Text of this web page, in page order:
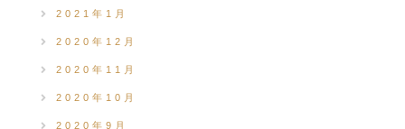
2021年1月
2020年12月
2020年11月
2020年10月
2020年9月